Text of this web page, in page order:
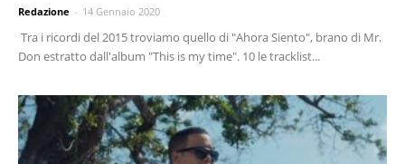
Redazione - 14 Gennaio 2020
Tra i ricordi del 2015 troviamo quello di "Ahora Siento", brano di Mr.
Don estratto dall'album "This is my time". 10 le tracklist...